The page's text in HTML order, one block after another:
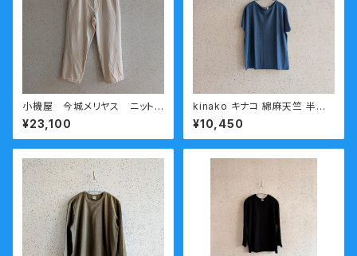
小機屋 今城メリヤス ニットパ
ンツ 小機屋 キナリ (送料無
料)
¥23,100
kinako キナコ 綿麻天竺 半袖
Tシャツ LCT-HT37 ブル
ー
¥10,450